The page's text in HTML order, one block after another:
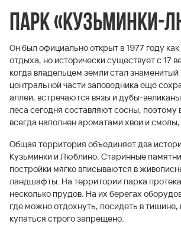
Парк «Кузьминки-
Он был официально открыт в 1977 году
отдыха, но исторически существует с 17
когда владельцем земли стал
центральной части заповедника еще
аллеи, встречаются вязы и дубы-
леса сегодня составляют сосны, поэтому
всегда наполнен ароматами хвои и
Общая территория объединяет два
Кузьминки и Люблино. Старинные
постройки мягко вписываются в
ландшафты. На территории парка
несколько прудов. На их берегах
где можно отдохнуть, посидеть в тишине,
купаться строго запрещено.